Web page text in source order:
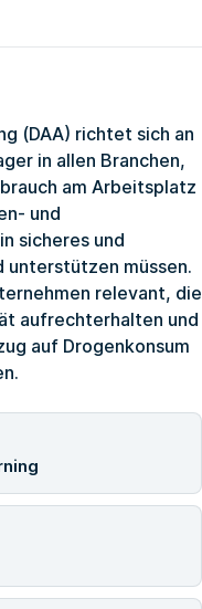
(DAA) richtet sich an
in allen Branchen,
am Arbeitsplatz
und
sicheres und
müssen.
relevant, die
aufrechterhalten und
auf Drogenkonsum